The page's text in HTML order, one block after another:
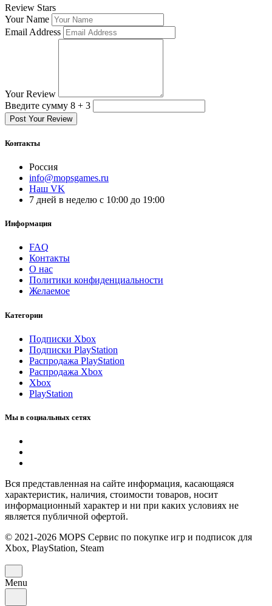
Review Stars
Your Name
Email Address
Your Review
Введите сумму 8 + 3
Post Your Review
Контакты
Россия
info@mopsgames.ru
Наш VK
7 дней в неделю с 10:00 до 19:00
Информация
FAQ
Контакты
О нас
Политики конфиденциальности
Желаемое
Категории
Подписки Xbox
Подписки PlayStation
Распродажа PlayStation
Распродажа Xbox
Xbox
PlayStation
Мы в социальных сетях
Вся представленная на сайте информация, касающаяся
характеристик, наличия, стоимости товаров, носит
информационный характер и ни при каких условиях не
является публичной офертой.
© 2021-2026 MOPS Сервис по покупке игр и подписок для
Xbox, PlayStation, Steam
Menu